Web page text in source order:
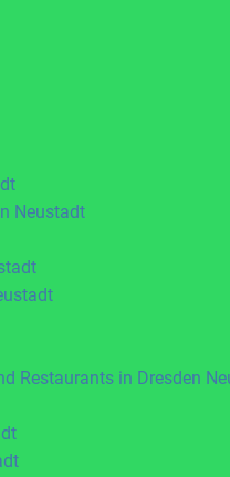
Neustadt
Restaurants in Dresden